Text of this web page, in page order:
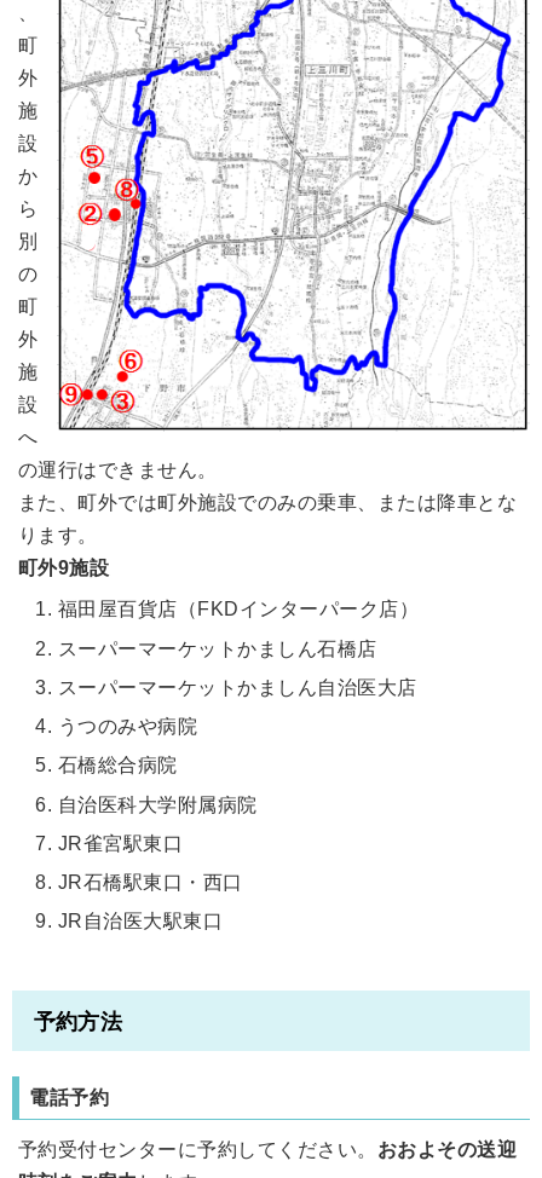
町
外
施
設
か
ら
別
の
町
外
施
設
へ
の運行はできません。
また、町外では町外施設でのみの乗車、または降車とな
ります。
町外9施設
福田屋百貨店（FKDインターパーク店）
スーパーマーケットかましん石橋店
スーパーマーケットかましん自治医大店
うつのみや病院
石橋総合病院
自治医科大学附属病院
JR雀宮駅東口
JR石橋駅東口・西口
JR自治医大駅東口
予約方法
電話予約
予約受付センターに予約してください。 おおよその送迎